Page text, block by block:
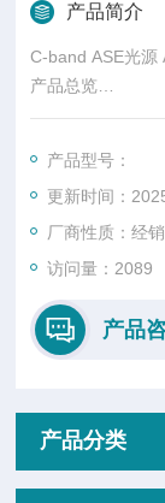
产品简介
C-band ASE光源
产品总览
ASE光源是一种
然后不断探索新
m等。FiberLabs
波长覆盖500nm
产品型号：
更新时间：
厂商性质：经
访问量：2089
产品
产品分类